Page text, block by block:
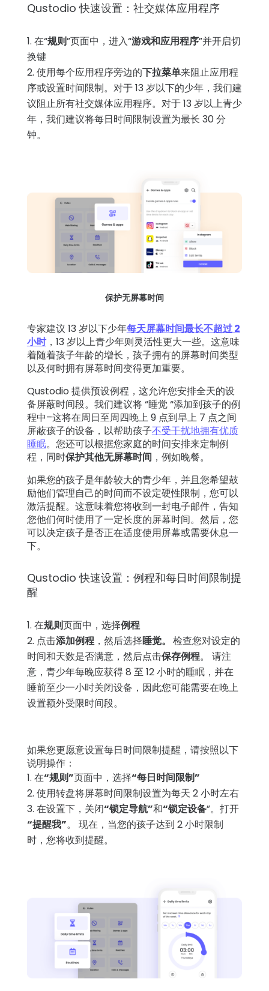
Qustodio 快速设置：社交媒体应用程序
在“规则”页面中，进入“游戏和应用程序”并开启切
换键
使用每个应用程序旁边的下拉菜单来阻止应用程
序或设置时间限制。对于 13 岁以下的少年，我们建
议阻止所有社交媒体应用程序。对于 13 岁以上青少
年，我们建议将每日时间限制设置为最长 30 分
钟。
保护无屏幕时间
专家建议 13 岁以下少年每天屏幕时间最长不超过 2
小时，13 岁以上青少年则灵活性更大一些。这意味
着随着孩子年龄的增长，孩子拥有的屏幕时间类型
以及何时拥有屏幕时间变得更加重要。
Qustodio 提供预设例程，这允许您安排全天的设
备屏蔽时间段。我们建议将 “睡觉 “添加到孩子的例
程中–这将在周日至周四晚上 9 点到早上 7 点之间
屏蔽孩子的设备，以帮助孩子不受干扰地拥有优质
睡眠。您还可以根据您家庭的时间安排来定制例
程，同时保护其他无屏幕时间 ，例如晚餐。
如果您的孩子是年龄较大的青少年，并且您希望鼓
励他们管理自己的时间而不设定硬性限制，您可以
激活提醒。这意味着您将收到一封电子邮件，告知
您他们何时使用了一定长度的屏幕时间。然后，您
可以决定孩子是否正在适度使用屏幕或需要休息一
下。
Qustodio 快速设置：例程和每日时间限制提
醒
在规则页面中，选择例程
点击添加例程，然后选择睡觉。 检查您对设定的
时间和天数是否满意，然后点击保存例程。
请注
意，青少年每晚应获得 8 至 12 小时的睡眠，并在
睡前至少一小时关闭设备，因此您可能需要在晚上
设置额外受限时间段。
如果您更愿意设置每日时间限制提醒，请按照以下
说明操作：
在“规则”页面中，选择“每日时间限制”
使用转盘将屏幕时间限制设置为每天 2 小时左右
在设置下，关闭“锁定导航”和“锁定设备”。打开
“提醒我”。 现在，当您的孩子达到 2 小时限制
时，您将收到提醒。